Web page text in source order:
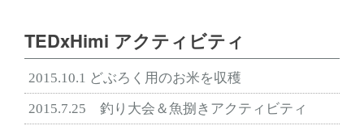
TEDxHimi アクティビティ
2015.10.1 どぶろく用のお米を収穫
2015.7.25 釣り大会＆魚捌きアクティビティ